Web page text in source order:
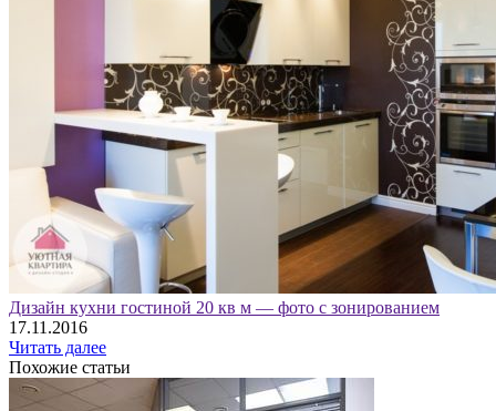
Дизайн кухни гостиной 20 кв м — фото с зонированием
17.11.2016
Читать далее
Похожие статьи